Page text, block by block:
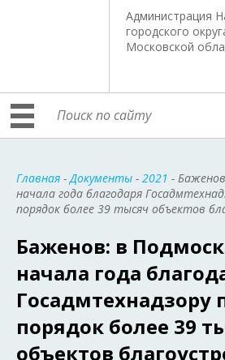
Администрация
городского
Московской
Главная -Документы - 2021 -
начала года благодаря
порядок более 39 тысяч объектов
Баженов: в
начала года
Госадмтехнадзору
порядок более 39
объектов